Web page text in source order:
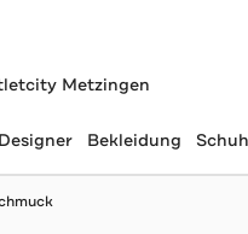
Metzingen
Designer Bekleidung